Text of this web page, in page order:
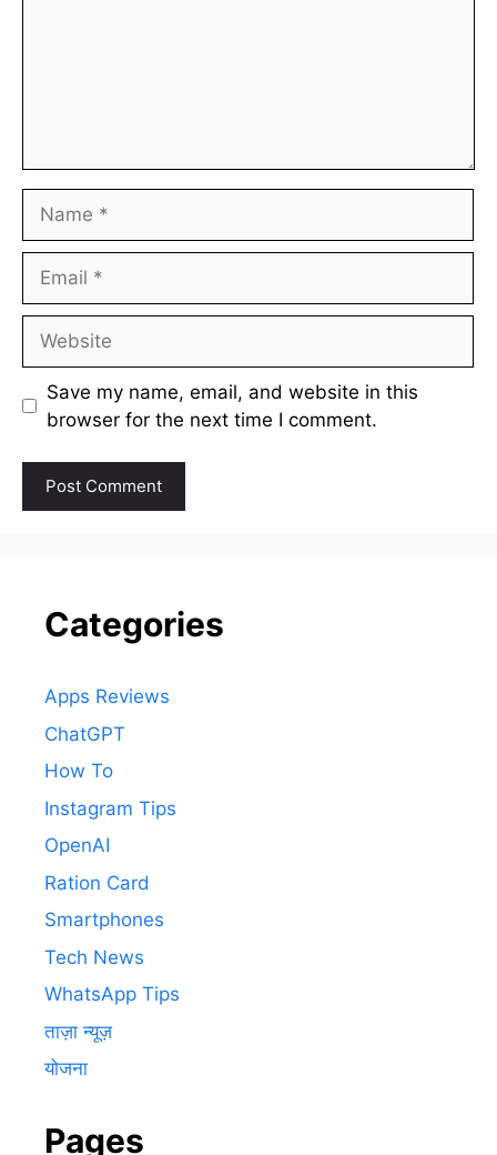
Save my name, email, and website in this
browser for the next time I comment.
Categories
Apps Reviews
ChatGPT
How To
Instagram Tips
OpenAI
Ration Card
Smartphones
Tech News
WhatsApp Tips
ताज़ा न्यूज़
योजना
Pages